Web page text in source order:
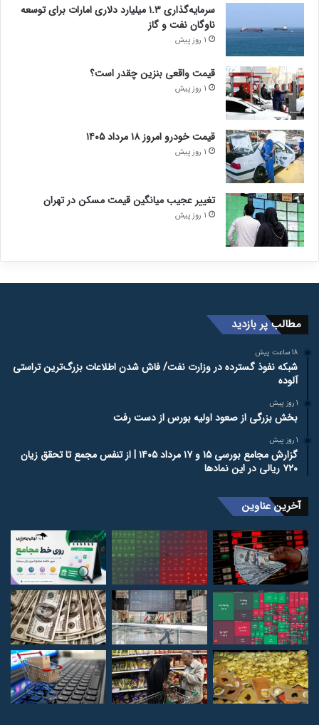
سرمایه‌گذاری ۱.۳ میلیارد دلاری امارات برای توسعه
ناوگان نفت و گاز
1 روز پیش
قیمت واقعی بنزین چقدر است؟
1 روز پیش
قیمت خودرو امروز ۱۸ مرداد ۱۴۰۵
1 روز پیش
تغییر عجیب میانگین قیمت مسکن در تهران
1 روز پیش
مطالب پر بازدید
18 ساعت پیش
شبکه نفوذ گسترده در وزارت نفت/ فاش شدن اطلاعات بزرگ‌ترین تراستی‌
آلوده
1 روز پیش
بخش بزرگی از صعود اولیه بورس از دست رفت
1 روز پیش
گزارش مجامع بورسی ۱۵ و ۱۷ مرداد ۱۴۰۵ | از تنفس مجمع تا تحقق زیان
۷۲۰ ریالی در این نماد‌ها
آخرین عناوین